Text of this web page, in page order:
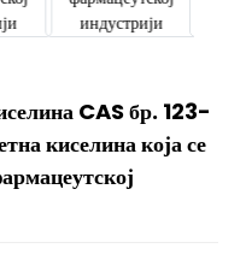
CAS бр. 123-
киселина која се